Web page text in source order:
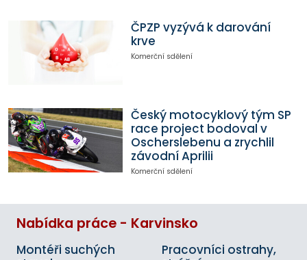
ČPZP vyzývá k darování
krve
Komerční sdělení
Český motocyklový tým SP
race project bodoval v
Oscherslebenu a zrychlil
závodní Aprilii
Komerční sdělení
Nabídka práce - Karvinsko
Montéři suchých
Pracovníci ostrahy,